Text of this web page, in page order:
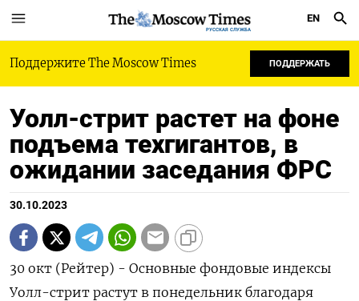
РУССКАЯ СЛУЖБА
EN
Поддержите The Moscow Times ПОДДЕРЖАТЬ
Уолл-стрит растет на фоне
подъема техгигантов, в
ожидании заседания ФРС
30.10.2023
30 окт (Рейтер) - Основные фондовые индексы
Уолл-стрит растут в понедельник благодаря